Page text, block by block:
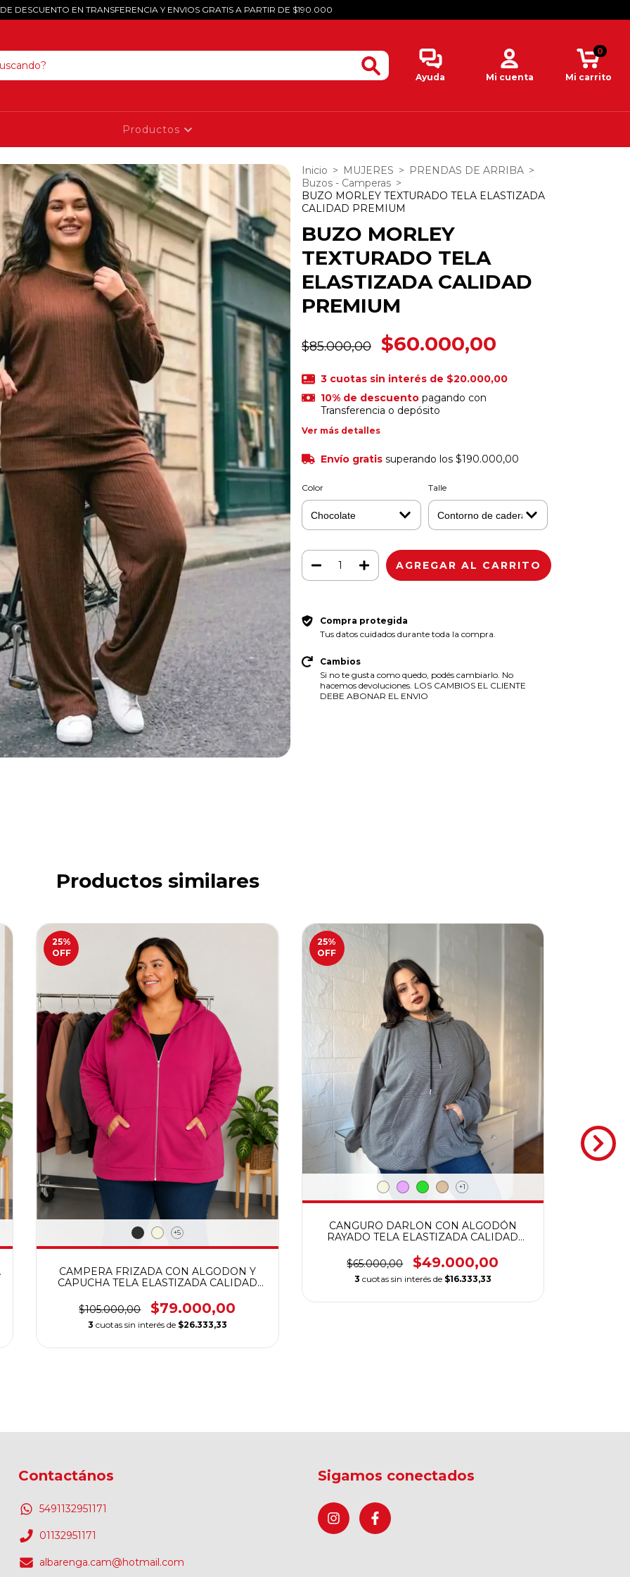
DE DESCUENTO EN TRANSFERENCIA Y ENVIOS GRATIS A PARTIR DE $190.000
Ayuda Mi cuenta Mi carrito
0
Productos
Inicio > MUJERES > PRENDAS DE ARRIBA >
Buzos - Camperas >
BUZO MORLEY TEXTURADO TELA ELASTIZADA
CALIDAD PREMIUM
BUZO MORLEY
TEXTURADO TELA
ELASTIZADA CALIDAD
PREMIUM
$85.000,00 $60.000,00
3 cuotas sin interés de $20.000,00
10% de descuentopagando con
Transferencia o depósito
Ver más detalles
Envío gratis superando los $190.000,00
Color Talle
Compra protegida
Tus datos cuidados durante toda la compra.
Cambios
Si no te gusta como quedo, podés cambiarlo. No
hacemos devoluciones. LOS CAMBIOS EL CLIENTE
DEBE ABONAR EL ENVIO
Productos similares
25%
OFF
+5
CAMPERA FRIZADA CON ALGODON Y
CAPUCHA TELA ELASTIZADA CALIDAD
$105.000,00
$79.000,00
3 cuotas sin interés de $26.333,33
25%
OFF
+1
CANGURO DARLON CON ALGODÓN
RAYADO TELA ELASTIZADA CALIDAD
$65.000,00
$49.000,00
3 cuotas sin interés de $16.333,33
Contactános
5491132951171
01132951171
albarenga.cam@hotmail.com
Sigamos conectados